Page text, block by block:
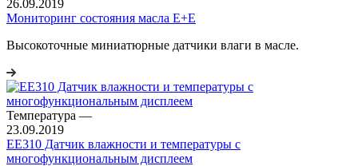
26.09.2019
Мониторинг состояния масла E+E
Высокоточные миниатюрные датчики влаги в масле.
Температура —
23.09.2019
EE310 Датчик влажности и температуры с
многофункциональным дисплеем